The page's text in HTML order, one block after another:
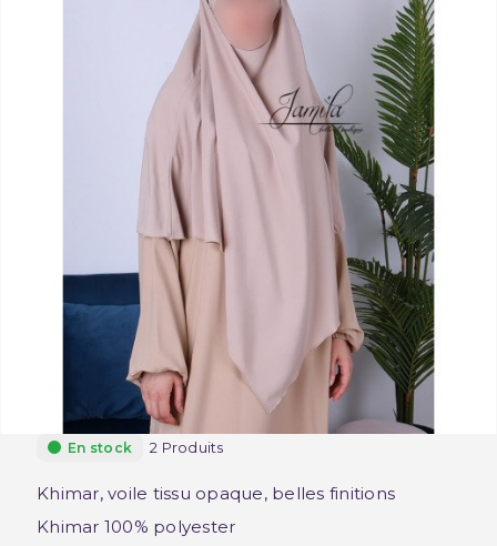
En stock 2 Produits
Khimar, voile tissu opaque, belles finitions
Khimar 100% polyester